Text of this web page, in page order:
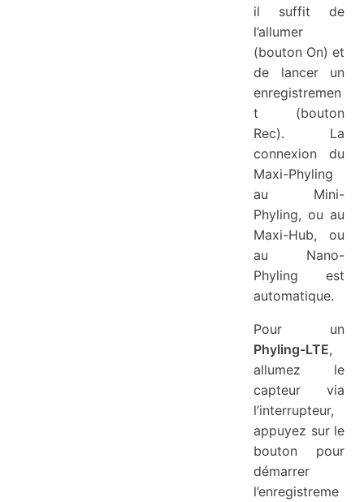
il suffit de
l’allumer
(bouton On) et
de lancer un
enregistremen
t (bouton
Rec). La
connexion du
Maxi-Phyling
au Mini-
Phyling, ou au
Maxi-Hub, ou
au Nano-
Phyling est
automatique.
Pour un
Phyling-LTE,
allumez le
capteur via
l’interrupteur,
appuyez sur le
bouton pour
démarrer
l’enregistreme